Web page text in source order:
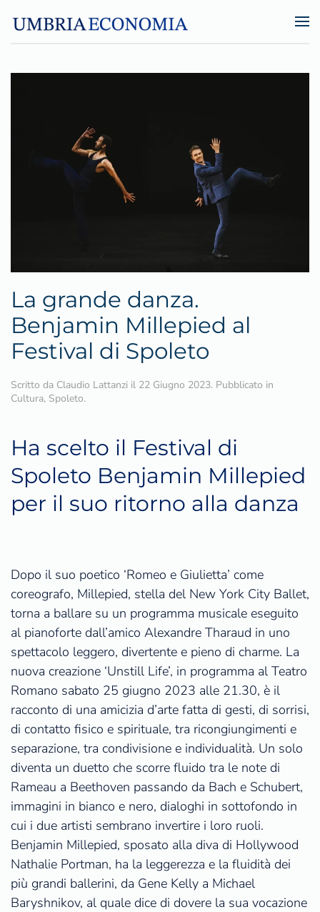
La grande danza.
Benjamin Millepied al
Festival di Spoleto
Scritto da Claudio Lattanzi il 22 Giugno 2023. Pubblicato in
Cultura, Spoleto.
Ha scelto il Festival di
Spoleto Benjamin Millepied
per il suo ritorno alla danza
Dopo il suo poetico ‘Romeo e Giulietta’ come
coreografo, Millepied, stella del New York City Ballet,
torna a ballare su un programma musicale eseguito
al pianoforte dall’amico Alexandre Tharaud in uno
spettacolo leggero, divertente e pieno di charme. La
nuova creazione ‘Unstill Life’, in programma al Teatro
Romano sabato 25 giugno 2023 alle 21.30, è il
racconto di una amicizia d’arte fatta di gesti, di sorrisi,
di contatto fisico e spirituale, tra ricongiungimenti e
separazione, tra condivisione e individualità. Un solo
diventa un duetto che scorre fluido tra le note di
Rameau a Beethoven passando da Bach e Schubert,
immagini in bianco e nero, dialoghi in sottofondo in
cui i due artisti sembrano invertire i loro ruoli.
Benjamin Millepied, sposato alla diva di Hollywood
Nathalie Portman, ha la leggerezza e la fluidità dei
più grandi ballerini, da Gene Kelly a Michael
Baryshnikov, al quale dice di dovere la sua vocazione